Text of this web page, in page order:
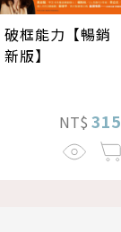
破框能力【暢銷
新版】
NT$ 315